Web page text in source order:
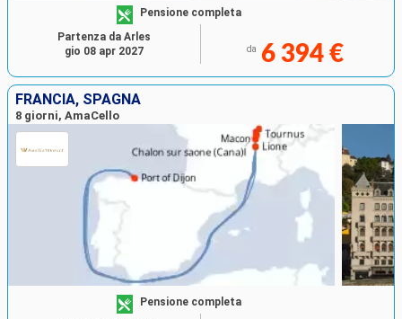
Pensione completa
da 6 394 €
Partenza da Arles
gio 08 apr 2027
FRANCIA, SPAGNA
8 giorni, AmaCello
Pensione completa